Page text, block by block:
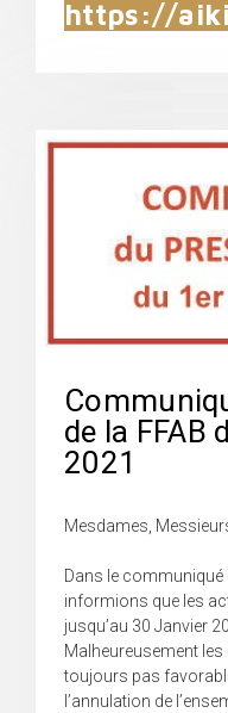
https://
de la FFAB
2021
Mesdames,
Dans le
informions que les
jusqu’au 30 Janvier
Malheureusement
toujours pas
l’annulation de